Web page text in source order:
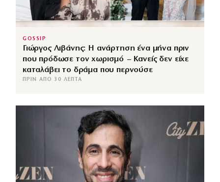
GOSSIP
Γιώργος Λιβάνης: Η ανάρτηση ένα μήνα πριν
που πρόδωσε τον χωρισμό – Κανείς δεν είχε
καταλάβει το δράμα που περνούσε
ΠΡΙΝ ΑΠΌ 30 ΛΕΠΤΆ